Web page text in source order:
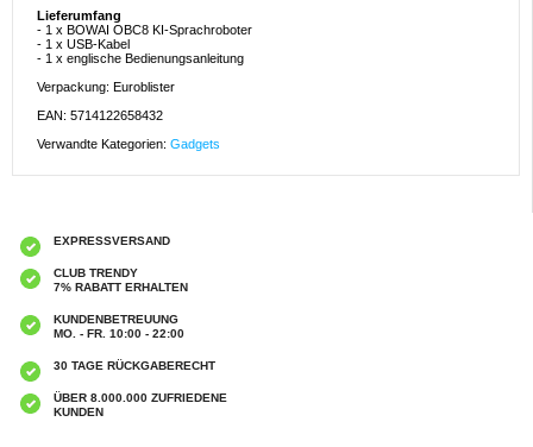
Lieferumfang
- 1 x BOWAI OBC8 KI-Sprachroboter
- 1 x USB-Kabel
- 1 x englische Bedienungsanleitung
Verpackung: Euroblister
EAN: 5714122658432
Verwandte Kategorien: Gadgets
EXPRESSVERSAND
CLUB TRENDY
7% RABATT ERHALTEN
KUNDENBETREUUNG
MO. - FR. 10:00 - 22:00
30 TAGE RÜCKGABERECHT
ÜBER 8.000.000 ZUFRIEDENE
KUNDEN